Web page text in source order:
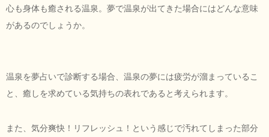
心も身体も癒される温泉。夢で温泉が出てきた場合にはどんな意味
があるのでしょうか。
温泉を夢占いで診断する場合、温泉の夢には疲労が溜まっているこ
と、癒しを求めている気持ちの表れであると考えられます。
また、気分爽快！リフレッシュ！という感じで汚れてしまった部分